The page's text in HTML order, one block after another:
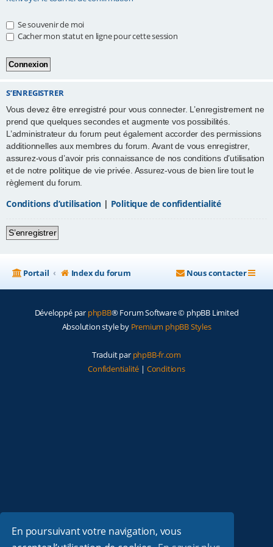
En poursuivant votre navigation, vous
Se souvenir de moi
Cacher mon statut en ligne pour cette session
S’ENREGISTRER
Vous devez être enregistré pour vous connecter. L’enregistrement ne
prend que quelques secondes et augmente vos possibilités.
L’administrateur du forum peut également accorder des permissions
additionnelles aux membres du forum. Avant de vous enregistrer,
assurez-vous d’avoir pris connaissance de nos conditions d’utilisation
et de notre politique de vie privée. Assurez-vous de bien lire tout le
règlement du forum.
Conditions d’utilisation | Politique de confidentialité
S’enregistrer
Portail Index du forum Nous contacter
Développé par phpBB® Forum Software © phpBB Limited
Absolution style by Premium phpBB Styles
Traduit par phpBB-fr.com
Confidentialité | Conditions